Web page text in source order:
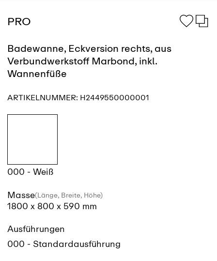
PRO
Badewanne, Eckversion rechts, aus
Verbundwerkstoff Marbond, inkl.
Wannenfüße
ARTIKELNUMMER: H2449550000001
000 - Weiß
Masse(Länge, Breite, Höhe)
1800 x 800 x 590 mm
Ausführungen
000 - Standardausführung